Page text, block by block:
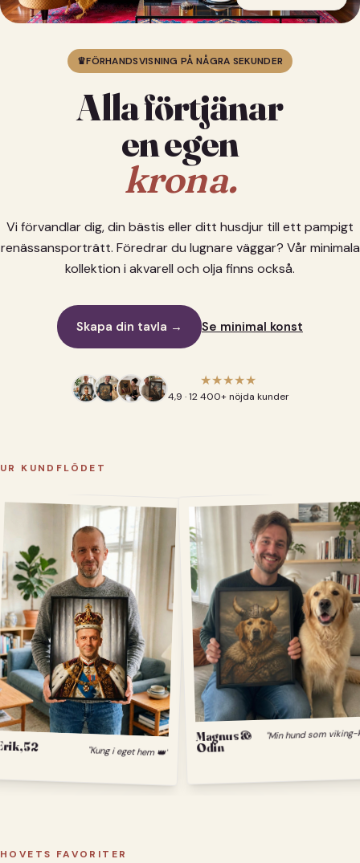
♛FÖRHANDSVISNING PÅ NÅGRA SEKUNDER
Alla förtjänar
en egen
krona.
Vi förvandlar dig, din bästis eller ditt husdjur till ett pampigt
renässansporträtt. Föredrar du lugnare väggar? Vår minimala
kollektion i akvarell och olja finns också.
Skapa din tavla → Se minimal konst
★★★★★
4,9 · 12 400+ nöjda kunder
UR KUNDFLÖDET
52 "Kung i eget hem 👑"
Magnus &
Odin
HOVETS FAVORITER